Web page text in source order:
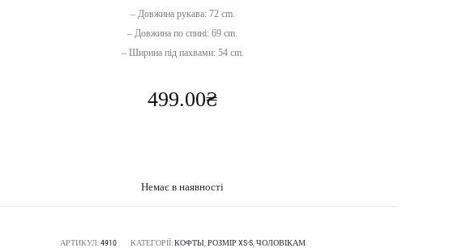
– Довжина рукава: 72 cm.
– Довжина по спині: 69 cm.
– Ширина під пахвами: 54 cm.
499.00₴
Немає в наявності
АРТИКУЛ:4910 КАТЕГОРІЇ:КОФТЫ, РОЗМІР XS-S, ЧОЛОВІКАМ